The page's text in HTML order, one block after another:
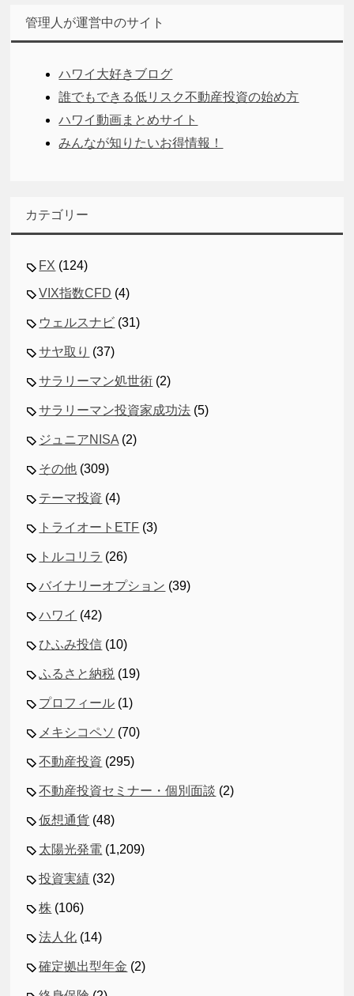
管理人が運営中のサイト
ハワイ大好きブログ
誰でもできる低リスク不動産投資の始め方
ハワイ動画まとめサイト
みんなが知りたいお得情報！
カテゴリー
FX (124)
VIX指数CFD (4)
ウェルスナビ (31)
サヤ取り (37)
サラリーマン処世術 (2)
サラリーマン投資家成功法 (5)
ジュニアNISA (2)
その他 (309)
テーマ投資 (4)
トライオートETF (3)
トルコリラ (26)
バイナリーオプション (39)
ハワイ (42)
ひふみ投信 (10)
ふるさと納税 (19)
プロフィール (1)
メキシコペソ (70)
不動産投資 (295)
不動産投資セミナー・個別面談 (2)
仮想通貨 (48)
太陽光発電 (1,209)
投資実績 (32)
株 (106)
法人化 (14)
確定拠出型年金 (2)